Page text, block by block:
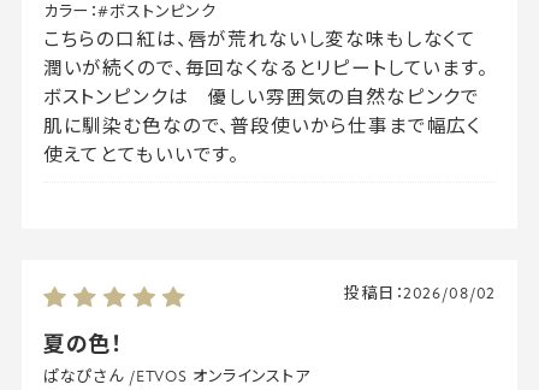
カラー：#ボストンピンク
こちらの口紅は、唇が荒れないし変な味もしなくて
潤いが続くので、毎回なくなるとリピートしています。
ボストンピンクは 優しい雰囲気の自然なピンクで
肌に馴染む色なので、普段使いから仕事まで幅広く
使えてとてもいいです。
夏の色！
投稿日：2026/08/02
ぱなぴさん /ETVOS オンラインストア